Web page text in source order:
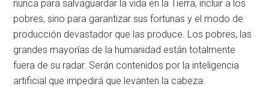
nunca para salvaguardar la vida en la Tierra, incluir a los
pobres, sino para garantizar sus fortunas y el modo de
producción devastador que las produce. Los pobres, las
grandes mayorías de la humanidad están totalmente
fuera de su radar. Serán contenidos por la inteligencia
artificial que impedirá que levanten la cabeza.